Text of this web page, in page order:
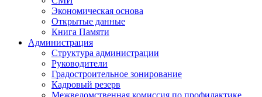
Экономическая основа
Открытые данные
Книга Памяти
Администрация
Структура администрации
Руководители
Градостроительное зонирование
Кадровый резерв
Межведомственная комиссия по профилактике